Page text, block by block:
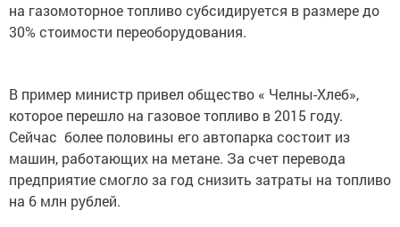
на газомоторное топливо субсидируется в размере до
30% стоимости переоборудования.
В пример министр привел общество « Челны-Хлеб»,
которое перешло на газовое топливо в 2015 году.
Сейчас более половины его автопарка состоит из
машин, работающих на метане. За счет перевода
предприятие смогло за год снизить затраты на топливо
на 6 млн рублей.